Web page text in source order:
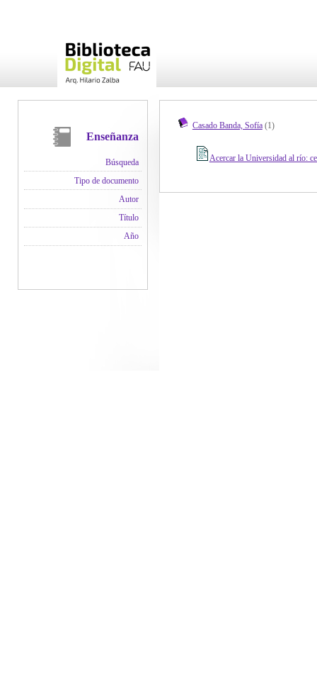
Enseñanza
Búsqueda
Tipo de documento
Autor
Título
Año
Casado Banda, Sofía(1)
Acercar la Universidad al río: